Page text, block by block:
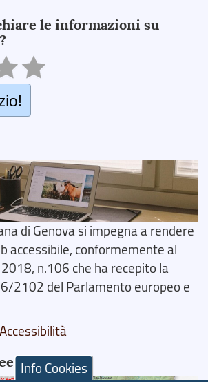
le informazioni su
di Genova si impegna a rendere
accessibile, conformemente al
n.106 che ha recepito la
2102 del Parlamento europeo e
Interne
Info Cookies